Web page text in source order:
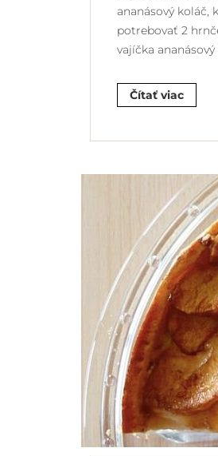
ananásový koláč,
potrebovať 2
vajíčka
Čítať viac